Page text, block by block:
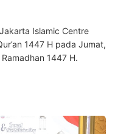
Islamic Centre
1447 H pada Jumat,
1447 H.